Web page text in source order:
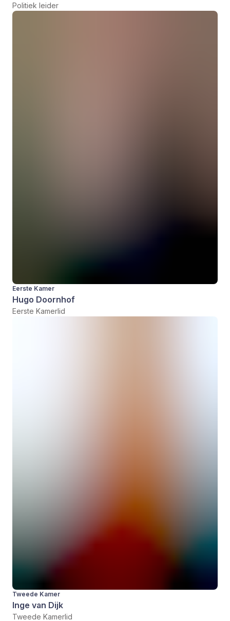
Politiek leider
Eerste Kamer
Hugo Doornhof
Eerste Kamerlid
Tweede Kamer
Inge van Dijk
Tweede Kamerlid